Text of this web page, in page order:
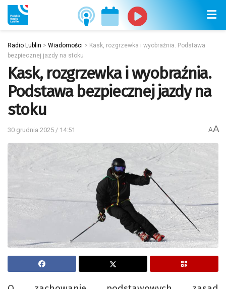
Radio Lublin > Wiadomości > Kask, rozgrzewka i wyobraźnia. Podstawa
bezpiecznej jazdy na stoku
Kask, rozgrzewka i wyobraźnia.
Podstawa bezpiecznej jazdy na
stoku
30 grudnia 2025 / 14:51 AA